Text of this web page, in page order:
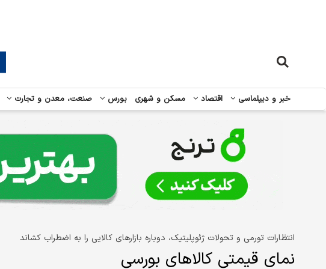
خبر و دیپلماسی اقتصاد مسکن و شهری بورس صنعت، معدن و تجارت
انتظارات تورمی و تحولات ژئوپلیتیک، دوباره بازارهای کالایی را به اضطراب کشاند
نمای قیمتی کالاهای بورسی